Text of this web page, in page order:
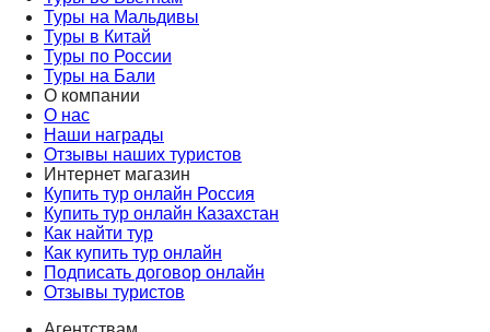
Туры на Мальдивы
Туры в Китай
Туры по России
Туры на Бали
О компании
О нас
Наши награды
Отзывы наших туристов
Интернет магазин
Купить тур онлайн Россия
Купить тур онлайн Казахстан
Как найти тур
Как купить тур онлайн
Подписать договор онлайн
Отзывы туристов